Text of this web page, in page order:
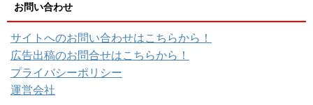
お問い合わせ
サイトへのお問い合わせはこちらから！
広告出稿のお問合せはこちらから！
プライバシーポリシー
運営会社